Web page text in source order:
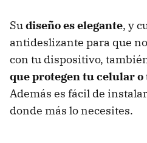
Sudiseño es elegante, y
antideslizante para que
con tu dispositivo,
que protegen tu celular o
Además es fácil de
donde más lo necesites.